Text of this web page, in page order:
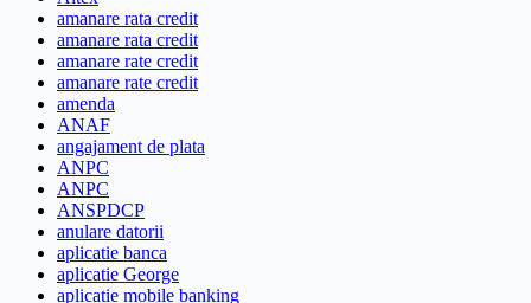
amanare rata credit
amanare rata credit
amanare rate credit
amanare rate credit
amenda
ANAF
angajament de plata
ANPC
ANPC
ANSPDCP
anulare datorii
aplicatie banca
aplicatie George
aplicatie mobile banking